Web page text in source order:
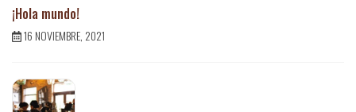
¡Hola mundo!
16 NOVIEMBRE, 2021